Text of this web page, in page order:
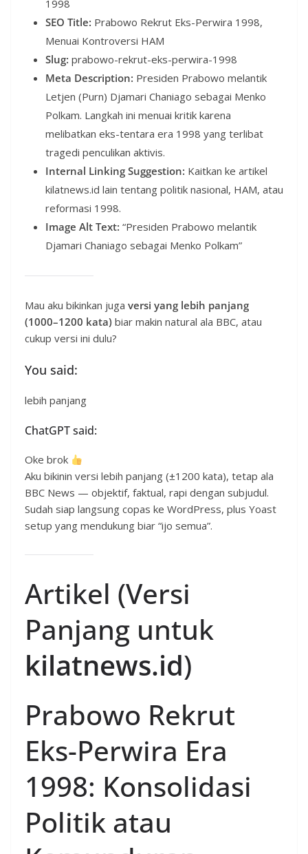
1998
SEO Title: Prabowo Rekrut Eks-Perwira 1998,
Menuai Kontroversi HAM
Slug: prabowo-rekrut-eks-perwira-1998
Meta Description: Presiden Prabowo melantik
Letjen (Purn) Djamari Chaniago sebagai Menko
Polkam. Langkah ini menuai kritik karena
melibatkan eks-tentara era 1998 yang terlibat
tragedi penculikan aktivis.
Internal Linking Suggestion: Kaitkan ke artikel
kilatnews.id lain tentang politik nasional, HAM, atau
reformasi 1998.
Image Alt Text: “Presiden Prabowo melantik
Djamari Chaniago sebagai Menko Polkam”
Mau aku bikinkan juga versi yang lebih panjang
(1000–1200 kata) biar makin natural ala BBC, atau
cukup versi ini dulu?
You said:
lebih panjang
ChatGPT said:
Oke brok
Aku bikinin versi lebih panjang (±1200 kata), tetap ala
BBC News — objektif, faktual, rapi dengan subjudul.
Sudah siap langsung copas ke WordPress, plus Yoast
setup yang mendukung biar “ijo semua”.
Artikel (Versi
Panjang untuk
kilatnews.id)
Prabowo Rekrut
Eks-Perwira Era
1998: Konsolidasi
Politik atau